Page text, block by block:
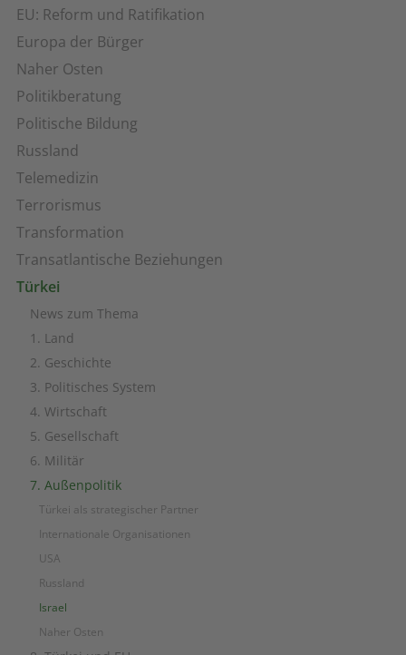
EU: Reform und Ratifikation
Europa der Bürger
Naher Osten
Politikberatung
Politische Bildung
Russland
Telemedizin
Terrorismus
Transformation
Transatlantische Beziehungen
Türkei
News zum Thema
1. Land
2. Geschichte
3. Politisches System
4. Wirtschaft
5. Gesellschaft
6. Militär
7. Außenpolitik
Türkei als strategischer Partner
Internationale Organisationen
USA
Russland
Israel
Naher Osten